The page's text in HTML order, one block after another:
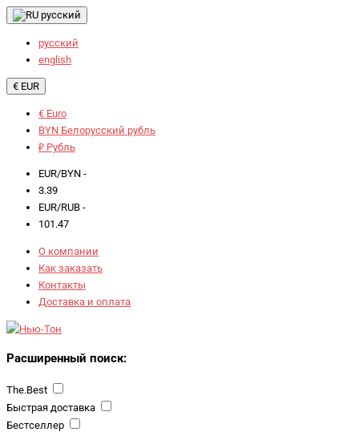
русский
русский
english
€ EUR
€ Euro
BYN Белорусский рубль
₽ Рубль
EUR/BYN -
3.39
EUR/RUB -
101.47
О компании
Как заказать
Контакты
Доставка и оплата
Расширенный поиск:
The.Best
Быстрая доставка
Бестселлер